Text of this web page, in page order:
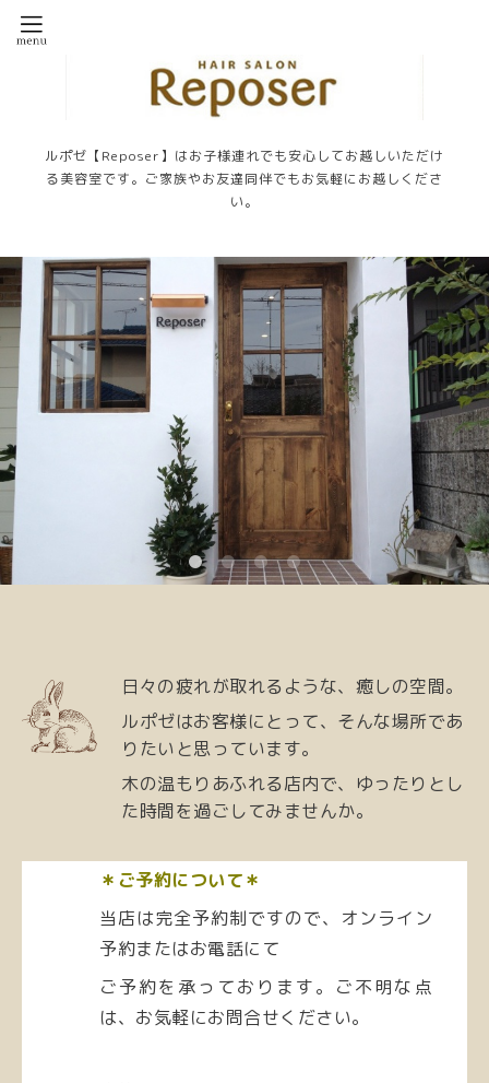
ルポゼ【Reposer】はお子様連れでも安心してお越しいただけ
る美容室です。ご家族やお友達同伴でもお気軽にお越しくださ
い。
日々の疲れが取れるような、 癒しの空間。
ルポゼはお客様にとって、 そんな場所であ
りたいと思っています。
木の温もりあふれる店内で、
ゆったりとし
た時間を過ごしてみませんか。
＊ご予約について＊
当店は完全予約制ですので、
オンライン
予約またはお電話にて
ご予約を承っております。 ご不明な点
は、お気軽にお問合せください。